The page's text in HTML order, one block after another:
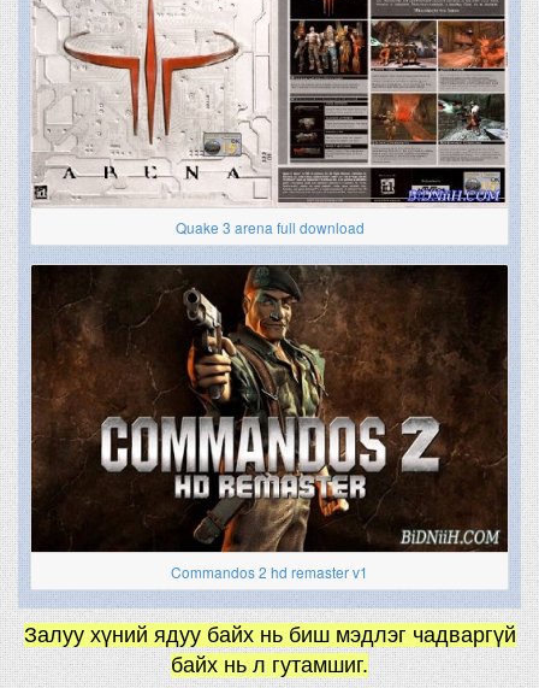
Quake 3 arena full download
Commandos 2 hd remaster v1
Залуу хүний ядуу байх нь биш мэдлэг чадваргүй
байх нь л гутамшиг.